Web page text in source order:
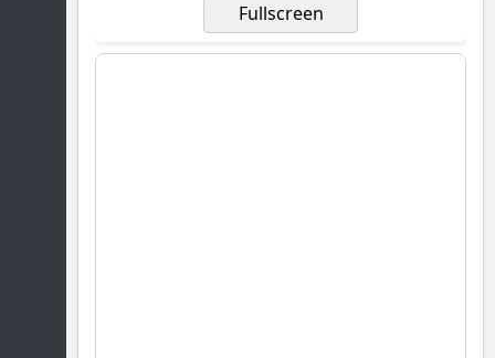
Fullscreen